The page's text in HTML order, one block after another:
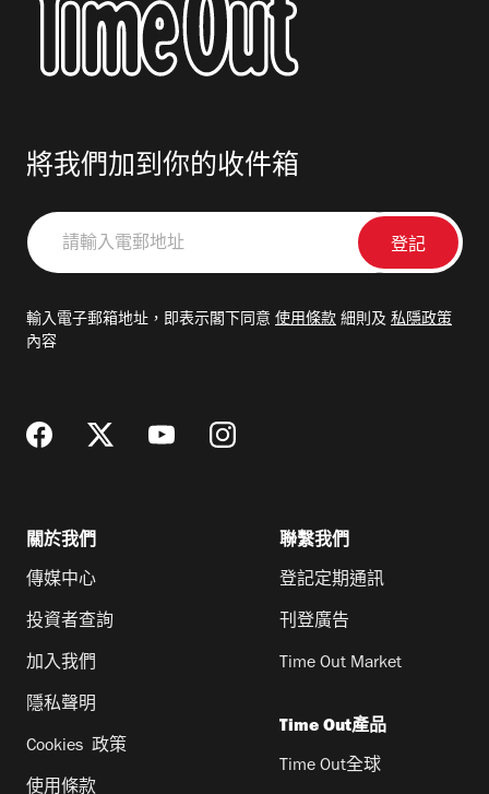
將我們加到你的收件箱
請
輸
郵
輸入電子郵箱地址，即表示閣下同意 使用條款 細則及 私隱政策
內容
關於我們
傳媒中心
投資者查詢
加入我們
隱私聲明
Cookies 政策
使用條款
聯繫我們
登記定期通訊
刊登廣告
Time Out Market
Time Out產品
Time Out全球